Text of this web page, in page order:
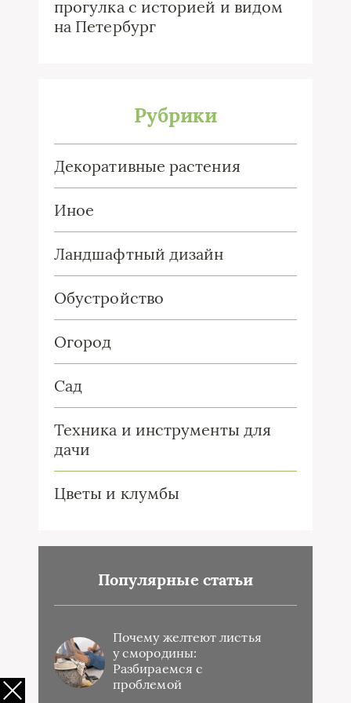
прогулка с историей и видом
на Петербург
Рубрики
Декоративные растения
Иное
Ландшафтный дизайн
Обустройство
Огород
Сад
Техника и инструменты для
дачи
Цветы и клумбы
Популярные статьи
Почему желтеют листья
у смородины:
Разбираемся с
проблемой